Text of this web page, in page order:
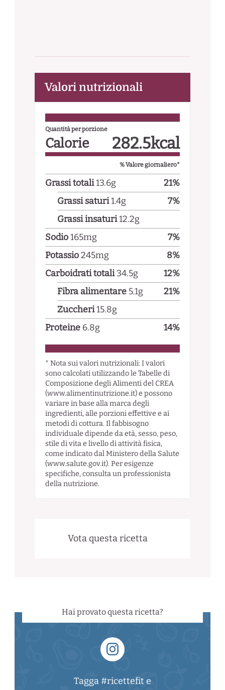
Valori nutrizionali
Quantità per porzione
Calorie 282.5kcal
% Valore giornaliero*
Grassi totali13.6g 21%
Grassi saturi1.4g 7%
Grassi insaturi12.2g
Sodio165mg 7%
Potassio245mg 8%
Carboidrati totali 34.5g 12%
Fibra alimentare 5.1g 21%
Zuccheri15.8g
Proteine 6.8g 14%
* Nota sui valori nutrizionali: I valori
sono calcolati utilizzando le Tabelle di
Composizione degli Alimenti del CREA
(www.alimentinutrizione.it) e possono
variare in base alla marca degli
ingredienti, alle porzioni effettive e ai
metodi di cottura. Il fabbisogno
individuale dipende da età, sesso, peso,
stile di vita e livello di attività fisica,
come indicato dal Ministero della Salute
(www.salute.gov.it). Per esigenze
specifiche, consulta un professionista
della nutrizione.
Vota questa ricetta
Hai provato questa ricetta?
Tagga #ricettefit e